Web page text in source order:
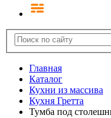
Главная
Каталог
Кухни из массива
Кухня Гретта
Тумба под